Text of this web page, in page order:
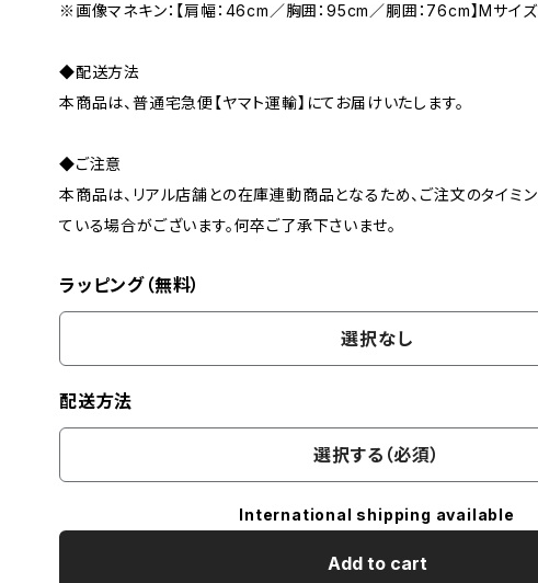
※画像マネキン：【肩幅：46cm／胸囲：95cm／胴囲：76cm】Mサイ
◆配送方法
本商品は、普通宅急便【ヤマト運輸】にてお届けいたします。
◆ご注意
本商品は、リアル店舗との在庫連動商品となるため、ご注文のタイミ
ている場合がございます。何卒ご了承下さいませ。
ラッピング（無料）
選択なし
配送方法
選択する（必須）
International shipping available
Add to cart